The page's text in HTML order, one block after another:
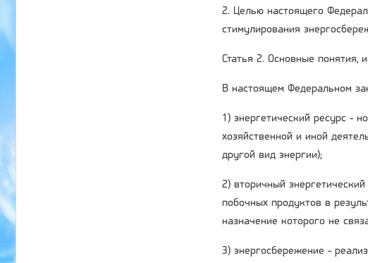
2. Целью настоящего
стимулирования
Статья 2. Основные понятия,
В настоящем Федеральном
1) энергетический ресурс -
хозяйственной и иной
другой вид энергии);
2) вторичный
побочных продуктов в
назначение которого не
3) энергосбережение -